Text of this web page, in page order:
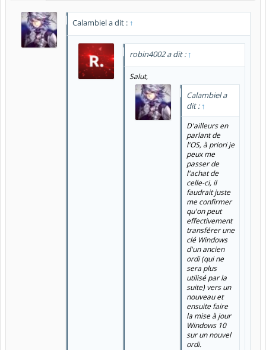
Calambiel a dit : ↑
robin4002 a dit : ↑
Salut,
Calambiel a
dit : ↑
D'ailleurs en
parlant de
l'OS, à priori je
peux me
passer de
l'achat de
celle-ci, il
faudrait juste
me confirmer
qu'on peut
effectivement
transférer une
clé Windows
d'un ancien
ordi (qui ne
sera plus
utilisé par la
suite) vers un
nouveau et
ensuite faire
la mise à jour
Windows 10
sur un nouvel
ordi.